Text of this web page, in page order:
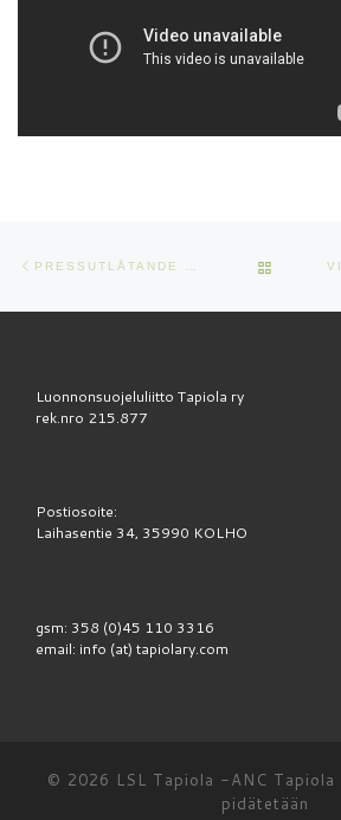
Artikkelien navigointi
Luonnonsuojeluliitto Tapiola ry
rek.nro 215.877
Postiosoite:
Laihasentie 34, 35990 KOLHO
gsm: 358 (0)45 110 3316
email: info (at) tapiolary.com
© 2026 LSL Tapiola -ANC Tapiola
pidätetään